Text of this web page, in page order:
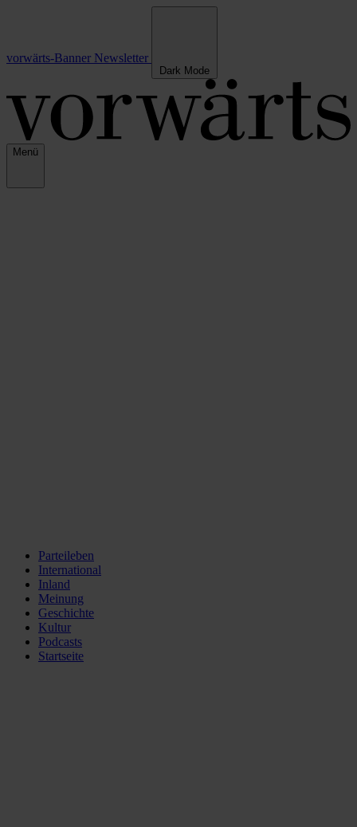
vorwärts-Banner Newsletter
Dark Mode
Menü
Parteileben
International
Inland
Meinung
Geschichte
Kultur
Podcasts
Startseite